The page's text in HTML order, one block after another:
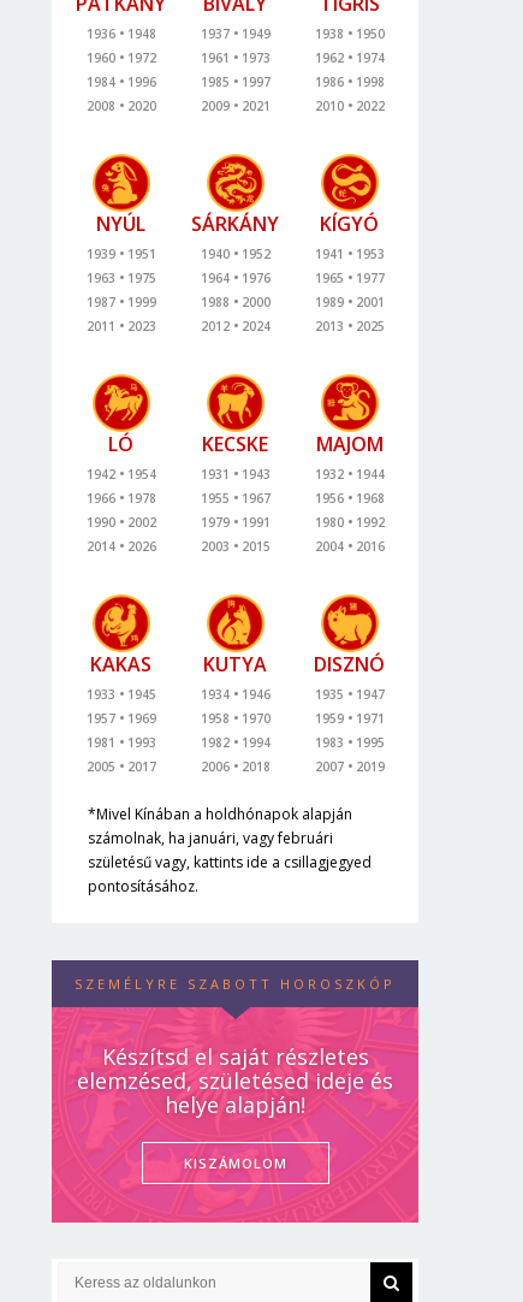
1936
1948
1960
1972
1984
1996
2008
2020
1937
1949
1961
1973
1985
1997
2009
2021
1938
1950
1962
1974
1986
1998
2010
2022
NYÚL
1939
1951
1963
1975
1987
1999
2011
2023
SÁRKÁNY
1940
1952
1964
1976
1988
2000
2012
2024
KÍGYÓ
1941
1953
1965
1977
1989
2001
2013
2025
LÓ
1942
1954
1966
1978
1990
2002
2014
2026
KECSKE
1931
1943
1955
1967
1979
1991
2003
2015
MAJOM
1932
1944
1956
1968
1980
1992
2004
2016
KAKAS
1933
1945
1957
1969
1981
1993
2005
2017
KUTYA
1934
1946
1958
1970
1982
1994
2006
2018
DISZNÓ
1935
1947
1959
1971
1983
1995
2007
2019
*Mivel Kínában a holdhónapok alapján
számolnak, ha januári, vagy februári
születésű vagy, kattints ide a csillagjegyed
pontosításához.
SZEMÉLYRE SZABOTT HOROSZKÓP
Készítsd el saját részletes
elemzésed, születésed ideje és
helye alapján!
KISZÁMOLOM